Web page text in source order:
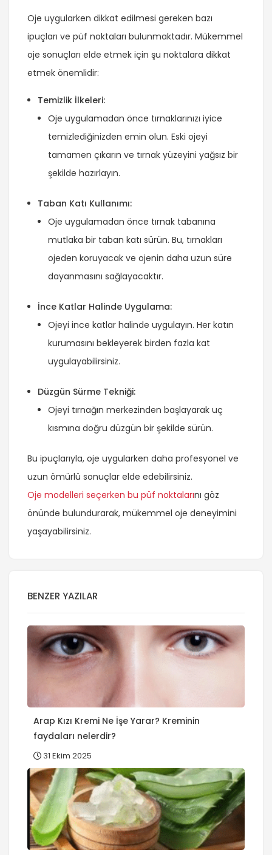
Oje uygularken dikkat edilmesi gereken bazı
ipuçları ve püf noktaları bulunmaktadır. Mükemmel
oje sonuçları elde etmek için şu noktalara dikkat
etmek önemlidir:
Temizlik İlkeleri:
Oje uygulamadan önce tırnaklarınızı iyice
temizlediğinizden emin olun. Eski ojeyi
tamamen çıkarın ve tırnak yüzeyini yağsız bir
şekilde hazırlayın.
Taban Katı Kullanımı:
Oje uygulamadan önce tırnak tabanına
mutlaka bir taban katı sürün. Bu, tırnakları
ojeden koruyacak ve ojenin daha uzun süre
dayanmasını sağlayacaktır.
İnce Katlar Halinde Uygulama:
Ojeyi ince katlar halinde uygulayın. Her katın
kurumasını bekleyerek birden fazla kat
uygulayabilirsiniz.
Düzgün Sürme Tekniği:
Ojeyi tırnağın merkezinden başlayarak uç
kısmına doğru düzgün bir şekilde sürün.
Bu ipuçlarıyla, oje uygularken daha profesyonel ve
uzun ömürlü sonuçlar elde edebilirsiniz.
Oje modelleri seçerken bu püf noktalarını göz
önünde bulundurarak, mükemmel oje deneyimini
yaşayabilirsiniz.
BENZER YAZILAR
Arap Kızı Kremi Ne İşe Yarar? Kreminin
faydaları nelerdir?
31 Ekim 2025